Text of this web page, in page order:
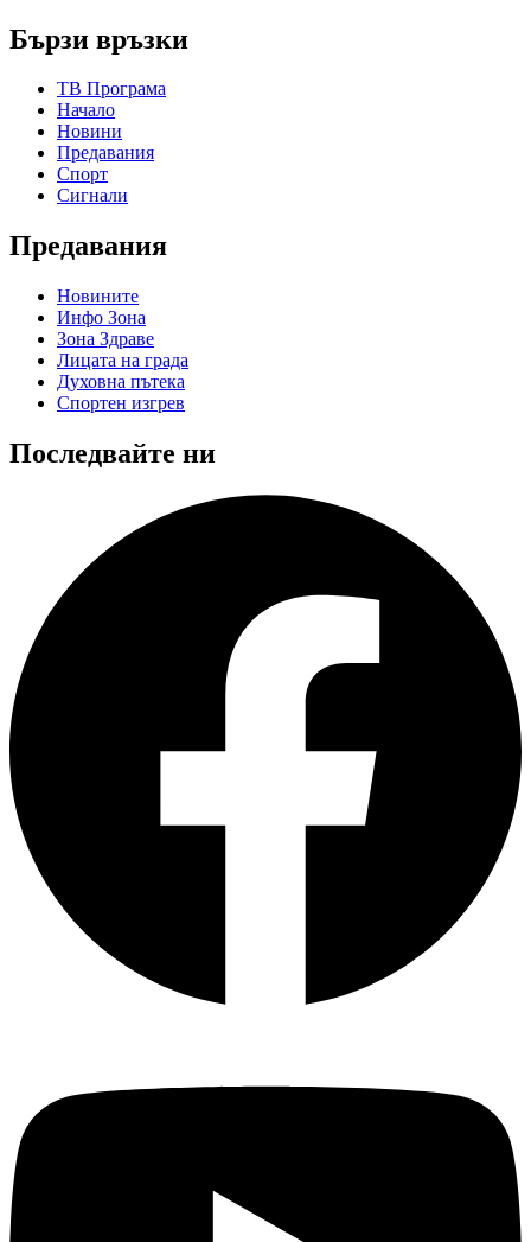
Бързи връзки
ТВ Програма
Начало
Новини
Предавания
Спорт
Сигнали
Предавания
Новините
Инфо Зона
Зона Здраве
Лицата на града
Духовна пътека
Спортен изгрев
Последвайте ни